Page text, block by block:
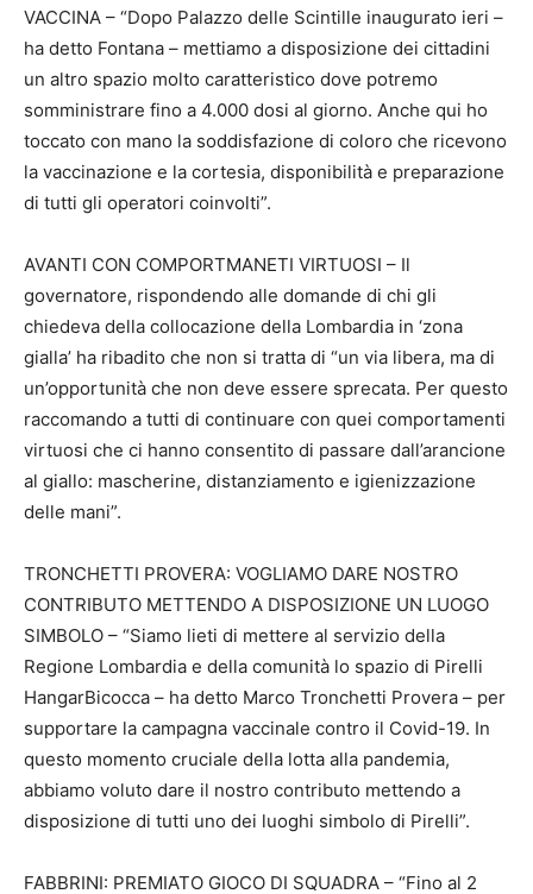
VACCINA – “Dopo Palazzo delle Scintille inaugurato ieri –
ha detto Fontana – mettiamo a disposizione dei cittadini
un altro spazio molto caratteristico dove potremo
somministrare fino a 4.000 dosi al giorno. Anche qui ho
toccato con mano la soddisfazione di coloro che ricevono
la vaccinazione e la cortesia, disponibilità e preparazione
di tutti gli operatori coinvolti”.
AVANTI CON COMPORTMANETI VIRTUOSI – Il
governatore, rispondendo alle domande di chi gli
chiedeva della collocazione della Lombardia in ‘zona
gialla’ ha ribadito che non si tratta di “un via libera, ma di
un’opportunità che non deve essere sprecata. Per questo
raccomando a tutti di continuare con quei comportamenti
virtuosi che ci hanno consentito di passare dall’arancione
al giallo: mascherine, distanziamento e igienizzazione
delle mani”.
TRONCHETTI PROVERA: VOGLIAMO DARE NOSTRO
CONTRIBUTO METTENDO A DISPOSIZIONE UN LUOGO
SIMBOLO – “Siamo lieti di mettere al servizio della
Regione Lombardia e della comunità lo spazio di Pirelli
HangarBicocca – ha detto Marco Tronchetti Provera – per
supportare la campagna vaccinale contro il Covid-19. In
questo momento cruciale della lotta alla pandemia,
abbiamo voluto dare il nostro contributo mettendo a
disposizione di tutti uno dei luoghi simbolo di Pirelli”.
FABBRINI: PREMIATO GIOCO DI SQUADRA – “Fino al 2